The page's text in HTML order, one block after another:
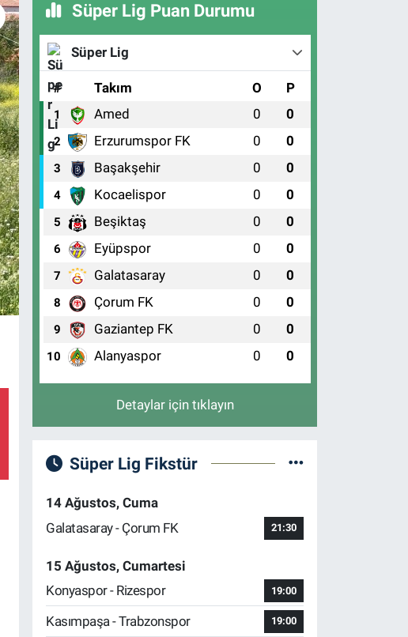
Süper Lig Puan Durumu
Süper Lig
# Takım O P
1 Amed 0 0
2 Erzurumspor FK 0 0
3 Başakşehir 0 0
4 Kocaelispor 0 0
5 Beşiktaş 0 0
6 Eyüpspor 0 0
7 Galatasaray 0 0
8 Çorum FK 0 0
9 Gaziantep FK 0 0
10 Alanyaspor 0 0
Detaylar için tıklayın
Süper Lig Fikstür
14 Ağustos, Cuma
Galatasaray - Çorum FK
21:30
15 Ağustos, Cumartesi
Konyaspor - Rizespor
19:00
Kasımpaşa - Trabzonspor 19:00